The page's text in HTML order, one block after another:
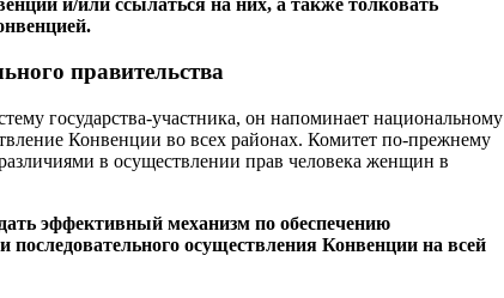
правительства
государства-участника, он напоминает национальному
Конвенции во всех районах. Комитет по-прежнему
в осуществлении прав человека женщин в
эффективный механизм по обеспечению
последовательного осуществления Конвенции на всей